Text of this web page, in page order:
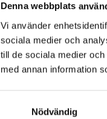
Denna webbplats
Vi använder
sociala medier och
till de sociala medier
med annan information
Nödvändig